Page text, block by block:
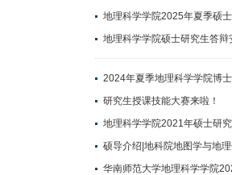
地理科学学院2025年夏季硕
地理科学学院硕士研究生答辩
2024年夏季地理科学学院博
研究生授课技能大赛来啦！
地理科学学院2021年硕士研
硕导介绍|地科院地图学与地
华南师范大学地理科学学院